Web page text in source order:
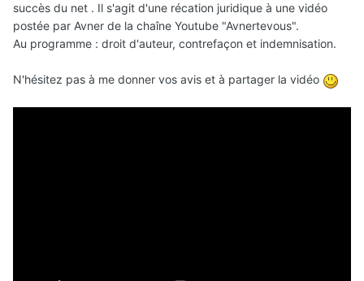
succès du net . Il s'agit d'une récation juridique à une vidéo
postée par Avner de la chaîne Youtube "Avnertevous".
Au programme : droit d'auteur, contrefaçon et indemnisation.
N'hésitez pas à me donner vos avis et à partager la vidéo